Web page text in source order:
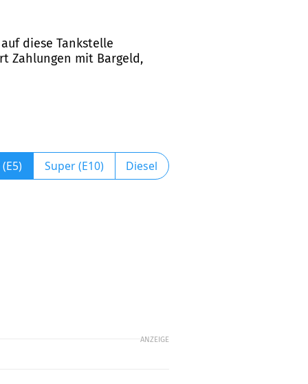
diese Tankstelle
Zahlungen mit Bargeld,
Super (E10) Diesel
ANZEIGE